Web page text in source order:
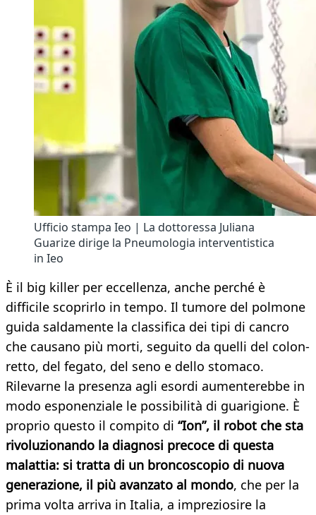
Ufficio stampa Ieo | La dottoressa Juliana
Guarize dirige la Pneumologia interventistica
in Ieo
È il big killer per eccellenza, anche perché è
difficile scoprirlo in tempo. Il tumore del polmone
guida saldamente la classifica dei tipi di cancro
che causano più morti, seguito da quelli del colon-
retto, del fegato, del seno e dello stomaco.
Rilevarne la presenza agli esordi aumenterebbe in
modo esponenziale le possibilità di guarigione. È
proprio questo il compito di “Ion”, il robot che sta
rivoluzionando la diagnosi precoce di questa
malattia: si tratta di un broncoscopio di nuova
generazione, il più avanzato al mondo, che per la
prima volta arriva in Italia, a impreziosire la